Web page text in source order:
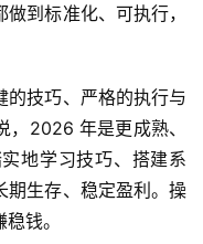
到标准化、可执行，
的技巧、严格的执行与
，2026 年是更成熟、
地学习技巧、搭建系
期生存、稳定盈利。操
钱。